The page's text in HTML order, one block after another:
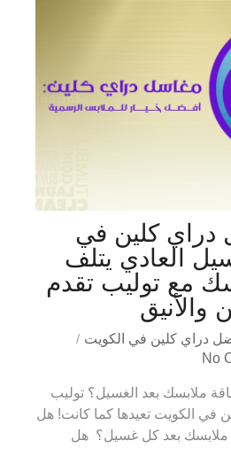
دراي كلين في
العادي يتلف
مع توليب تقدم
والأنيق
دراي كلين في الكويت
No
ملابسك بعد الغسيل؟ توليب
في الكويت تعيدها كما كانت! هل
ملابسك بعد كل غسيل؟ هل